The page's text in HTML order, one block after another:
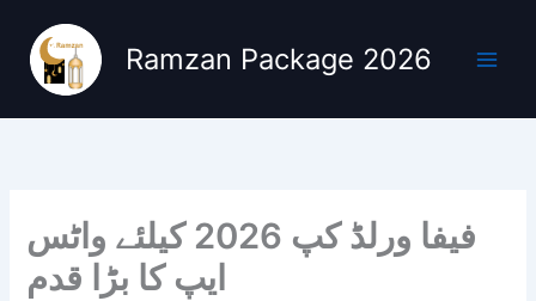
content
Ramzan Package 2026
فیفا ورلڈ کپ 2026 کیلئے واٹس
ایپ کا بڑا قدم